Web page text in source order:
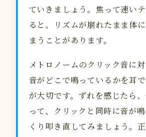
ていきましょう。焦って速い
ると、リズムが崩れたまま体
まうことがあります。
メトロノームのクリック音に
音がどこで鳴っているかを耳
が大切です。ずれを感じたら
って、クリックと同時に音が
くり叩き直してみましょう。